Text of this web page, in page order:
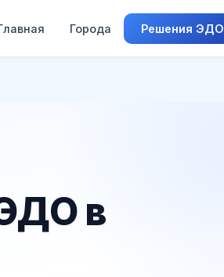
Города Решения ЭДО
в